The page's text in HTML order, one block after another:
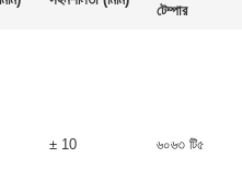
টেম্পার
± 10 ৬০৬৩ টি৫